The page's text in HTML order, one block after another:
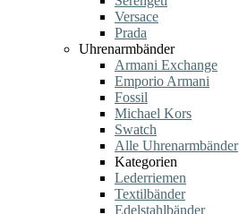
Versace
Prada
Uhrenarmbänder
Armani Exchange
Emporio Armani
Fossil
Michael Kors
Swatch
Alle Uhrenarmbänder
Kategorien
Lederriemen
Textilbänder
Edelstahlbänder